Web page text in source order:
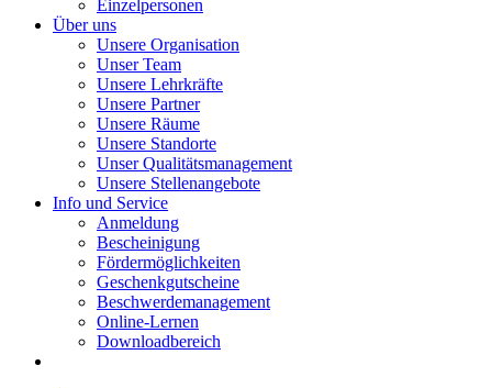
Einzelpersonen
Über uns
Unsere Organisation
Unser Team
Unsere Lehrkräfte
Unsere Partner
Unsere Räume
Unsere Standorte
Unser Qualitätsmanagement
Unsere Stellenangebote
Info und Service
Anmeldung
Bescheinigung
Fördermöglichkeiten
Geschenkgutscheine
Beschwerdemanagement
Online-Lernen
Downloadbereich